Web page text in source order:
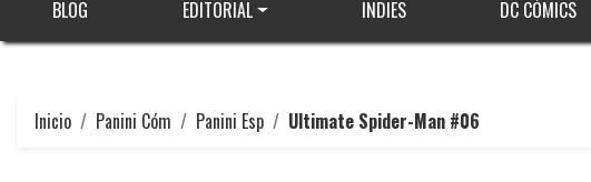
BLOG EDITORIAL INDIES DC CÓMICS
Inicio Panini Cóm Panini Esp Ultimate Spider-Man #06